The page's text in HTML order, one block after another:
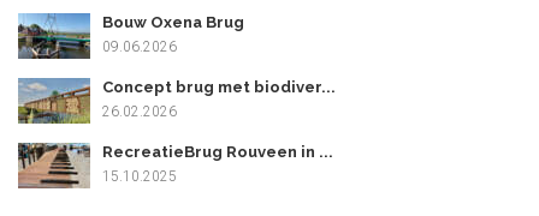
Bouw Oxena Brug
09.06.2026
Concept brug met biodiver...
26.02.2026
RecreatieBrug Rouveen in ...
15.10.2025